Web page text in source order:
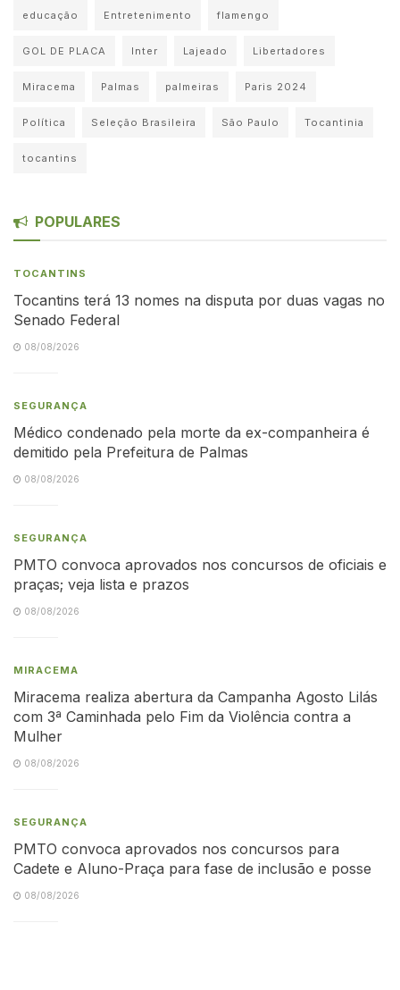
educação Entretenimento flamengo
GOL DE PLACA Inter Lajeado Libertadores
Miracema Palmas palmeiras Paris 2024
Política Seleção Brasileira São Paulo Tocantinia
tocantins
POPULARES
TOCANTINS
Tocantins terá 13 nomes na disputa por duas vagas no
Senado Federal
08/08/2026
SEGURANÇA
Médico condenado pela morte da ex-companheira é
demitido pela Prefeitura de Palmas
08/08/2026
SEGURANÇA
PMTO convoca aprovados nos concursos de oficiais e
praças; veja lista e prazos
08/08/2026
MIRACEMA
Miracema realiza abertura da Campanha Agosto Lilás
com 3ª Caminhada pelo Fim da Violência contra a
Mulher
08/08/2026
SEGURANÇA
PMTO convoca aprovados nos concursos para
Cadete e Aluno-Praça para fase de inclusão e posse
08/08/2026